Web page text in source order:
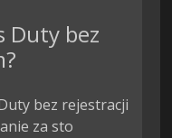
Duty bez
bez rejestracji
za sto